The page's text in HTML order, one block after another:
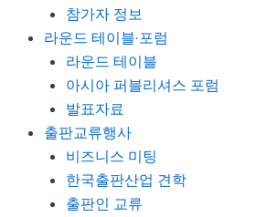
참가자 정보
라운드 테이블·포럼
라운드 테이블
아시아 퍼블리셔스 포럼
발표자료
출판교류행사
비즈니스 미팅
한국출판산업 견학
출판인 교류